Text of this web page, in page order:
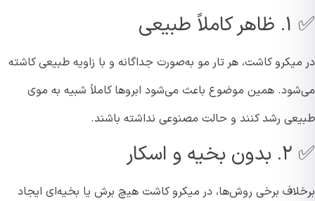
کاشت، هر تار مو به‌صورت جداگانه و با زاویه طبیعی کاشته
همین موضوع باعث می‌شود ابروها کاملاً شبیه به موی
رشد کنند و حالت مصنوعی نداشته باشند.
برخی روش‌ها، در میکرو کاشت هیچ برش یا بخیه‌ای ایجاد